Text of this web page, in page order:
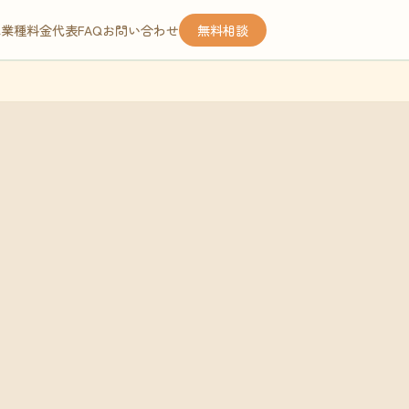
種料金代表FAQお問い合わせ 無料相談